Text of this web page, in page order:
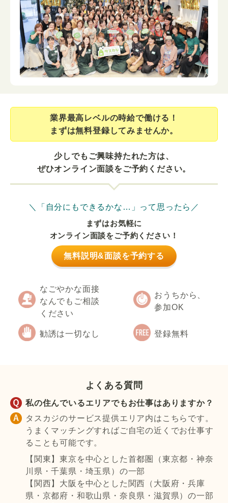
業界最⾼レベルの時給で働ける！
まずは無料登録してみませんか。
少しでもご興味持たれた方は、
ぜひオンライン面談をご予約ください。
＼「自分にもできるかな…」って思ったら／
まずはお気軽に
オンライン面談をご予約ください！
無料説明&面談を予約する
なごやかな面接
なんでもご相談
ください
おうちから、
参加OK
勧誘は一切なし 登録無料
よくある質問
私の住んでいるエリアでもお仕事はありますか？
タスカジのサービス提供エリア内はこちらです。
うまくマッチングすればご自宅の近くでお仕事す
ることも可能です。
【関東】東京を中心とした首都圏（東京都・神奈
川県・千葉県・埼玉県）の一部
【関西】大阪を中心とした関西（大阪府・兵庫
県・京都府・和歌山県・奈良県・滋賀県）の一部